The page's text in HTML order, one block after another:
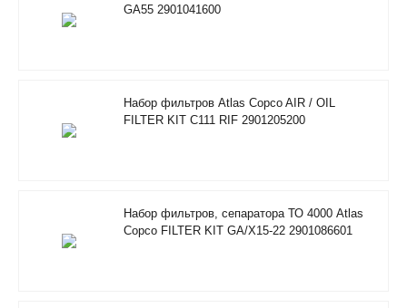
GA55 2901041600
Набор фильтров Atlas Copco AIR / OIL
FILTER KIT C111 RIF 2901205200
Набор фильтров, сепаратора ТО 4000 Atlas
Copco FILTER KIT GA/X15-22 2901086601